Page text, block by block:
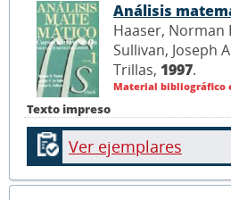
Texto impreso
Análisis
Haaser, Norman
Sullivan, Joseph
Trillas, 1997.
Material bibliográfico
Ver ejemplares